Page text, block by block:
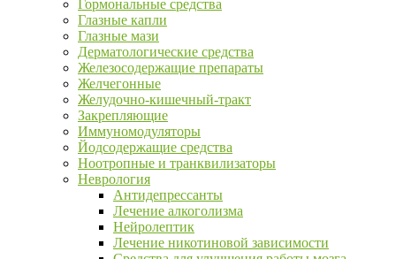
Гормональные средства
Глазные капли
Глазные мази
Дерматологические средства
Железосодержащие препараты
Желчегонные
Желудочно-кишечный-тракт
Закрепляющие
Иммуномодуляторы
Йодсодержащие средства
Ноотропные и транквилизаторы
Неврология
Антидепрессанты
Лечение алкоголизма
Нейролептик
Лечение никотиновой зависимости